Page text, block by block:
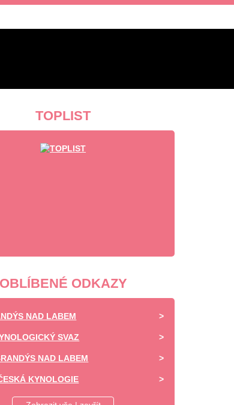
TOPLIST
OBLÍBENÉ ODKAZY
NAD LABEM
SVAZ
NAD LABEM
KYNOLOGIE
HIGHLAND - CHOVATELSKÁ STANICE -